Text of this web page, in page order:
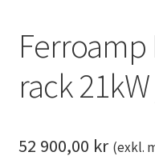
Ferroamp
rack
52 900,00 kr (exkl.